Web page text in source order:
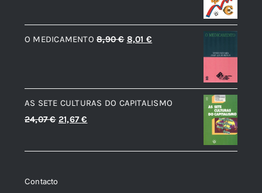
original
era:
atual
é:
O MEDICAMENTO 8,90€ O
era:
8,90 €.
8,01 €
é:
8,01 €.
AS SETE CULTURAS DO CAPITALISMO
24,07€ O
original
24,07 €.
21,67€
atual
Contacto